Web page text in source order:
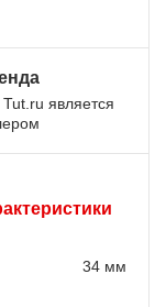
является
34 мм